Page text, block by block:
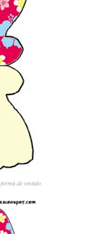
de vestido.